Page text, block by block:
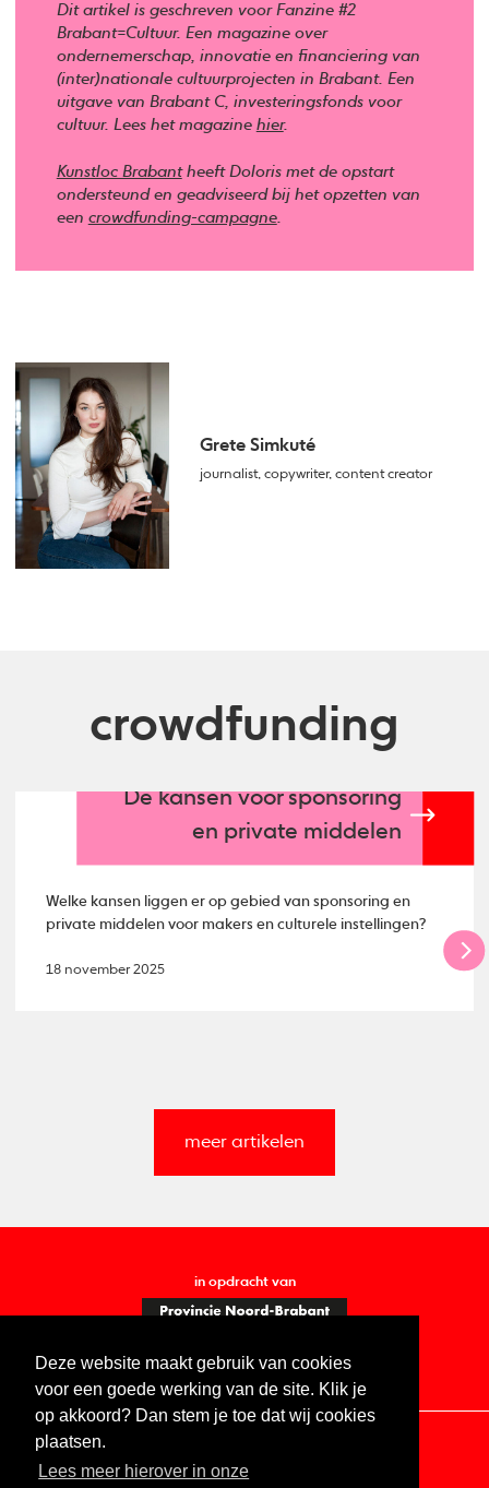
Deze website maakt gebruik van cookies
voor een goede werking van de site. Klik je
op akkoord? Dan stem je toe dat wij cookies
plaatsen.
Lees meer hierover in onze
Dit artikel is geschreven voor Fanzine #2
Brabant=Cultuur. Een magazine over
ondernemerschap, innovatie en financiering van
(inter)nationale cultuurprojecten in Brabant. Een
uitgave van Brabant C, investeringsfonds voor
cultuur. Lees het magazine hier.
Kunstloc Brabantheeft Doloris met de opstart
ondersteund en geadviseerd bij het opzetten van
een crowdfunding-campagne.
Grete Simkuté
journalist, copywriter, content creator
crowdfunding
De kansen voor sponsoring
en private middelen
Welke kansen liggen er op gebied van sponsoring en
private middelen voor makers en culturele instellingen?
18 november 2025
meer artikelen
in opdracht van
Contact Vacatures ANBI